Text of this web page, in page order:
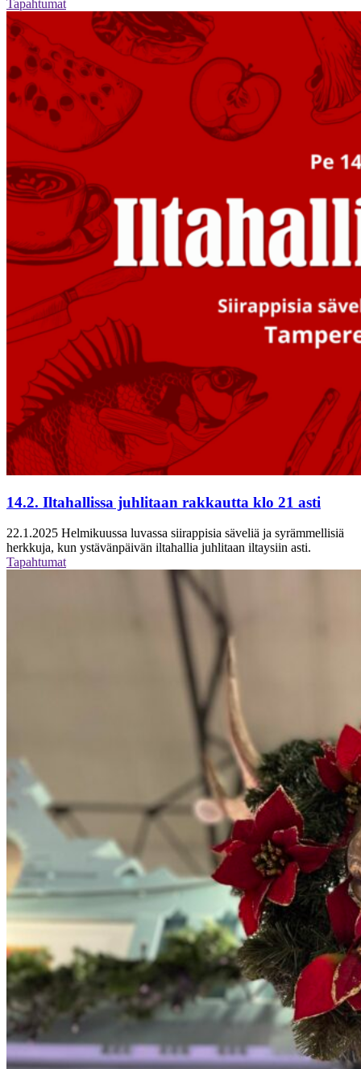
Tapahtumat
14.2. Iltahallissa juhlitaan rakkautta klo 21 asti
22.1.2025 Helmikuussa luvassa siirappisia säveliä ja syrämmellisiä
herkkuja, kun ystävänpäivän iltahallia juhlitaan iltaysiin asti.
Tapahtumat